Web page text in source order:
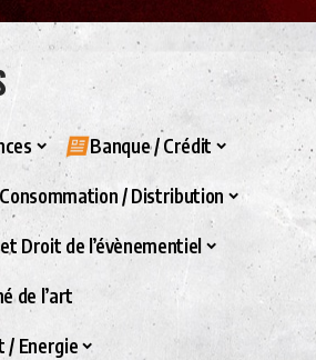
Banque / Crédit
/ Distribution
Droit de l’évènementiel
de l’art
/ Energie